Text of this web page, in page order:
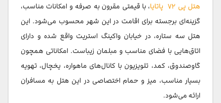
هتل پی ۷۲ پاتایا
، با قیمتی مقرون به صرفه و امکانات مناسب،
گزینه‌ای برجسته برای اقامت در این شهر محسوب می‌شود. این
هتل سه ستاره، در خیابان واکینگ استریت واقع شده و دارای
اتاق‌هایی با فضای مناسب و مبلمان زیباست. امکاناتی همچون
گاوصندوق، کمد، تلویزیون با کانال‌های ماهواره، یخچال، تهویه
بسیار مناسب، میز و حمام اختصاصی در این هتل به مسافران
ارائه می‌شود.